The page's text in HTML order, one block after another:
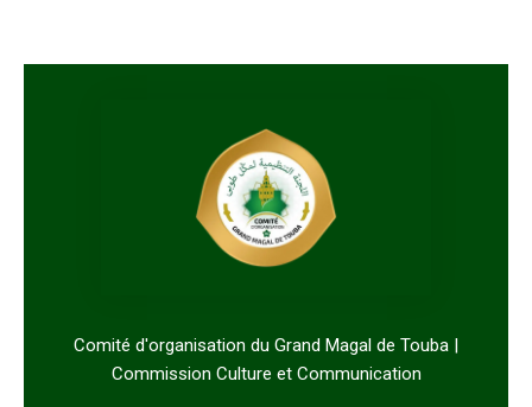
Comité d'organisation du Grand Magal de Touba |
Commission Culture et Communication